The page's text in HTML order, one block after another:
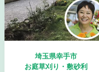
埼玉県幸手市
お庭草刈り・敷砂利